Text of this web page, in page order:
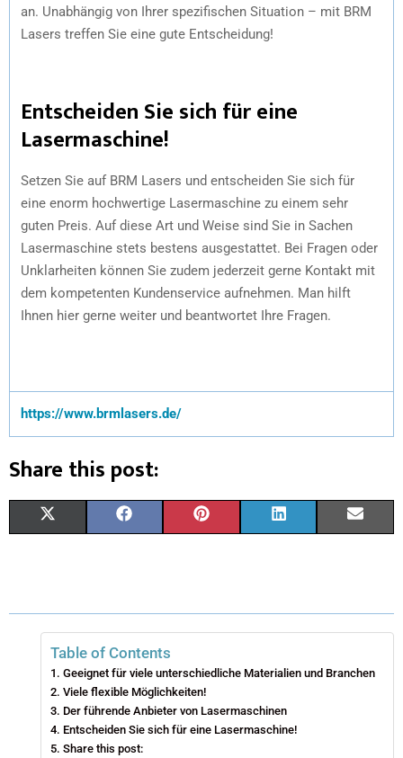
an. Unabhängig von Ihrer spezifischen Situation – mit BRM
Lasers treffen Sie eine gute Entscheidung!
Entscheiden Sie sich für eine
Lasermaschine!
Setzen Sie auf BRM Lasers und entscheiden Sie sich für
eine enorm hochwertige Lasermaschine zu einem sehr
guten Preis. Auf diese Art und Weise sind Sie in Sachen
Lasermaschine stets bestens ausgestattet. Bei Fragen oder
Unklarheiten können Sie zudem jederzeit gerne Kontakt mit
dem kompetenten Kundenservice aufnehmen. Man hilft
Ihnen hier gerne weiter und beantwortet Ihre Fragen.
https://www.brmlasers.de/
Share this post:
W
T
T
E
E
O
O
K
T
R
E
K
D
I
Table of Contents
Geeignet für viele unterschiedliche Materialien und Branchen
Viele flexible Möglichkeiten!
Der führende Anbieter von Lasermaschinen
Entscheiden Sie sich für eine Lasermaschine!
Share this post: